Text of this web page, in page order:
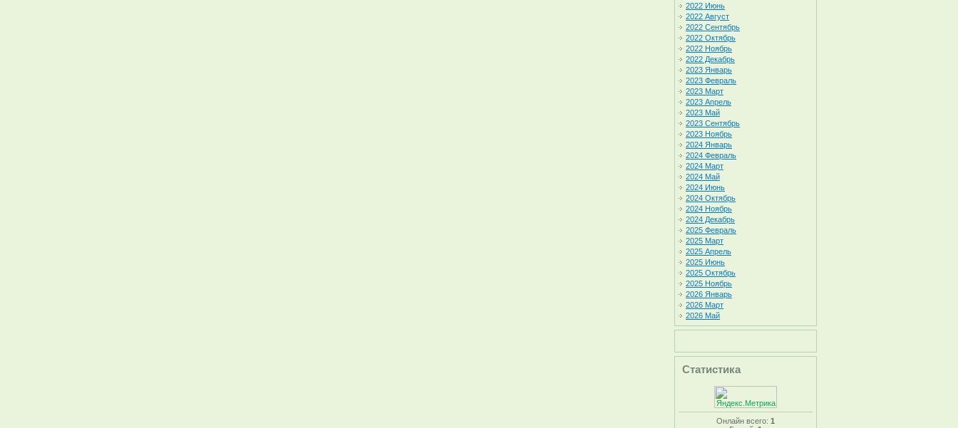
2022 Июнь
2022 Август
2022 Сентябрь
2022 Октябрь
2022 Ноябрь
2022 Декабрь
2023 Январь
2023 Февраль
2023 Март
2023 Апрель
2023 Май
2023 Сентябрь
2023 Ноябрь
2024 Январь
2024 Февраль
2024 Март
2024 Май
2024 Июнь
2024 Октябрь
2024 Ноябрь
2024 Декабрь
2025 Февраль
2025 Март
2025 Апрель
2025 Июнь
2025 Октябрь
2025 Ноябрь
2026 Январь
2026 Март
2026 Май
Статистика
Онлайн всего: 1